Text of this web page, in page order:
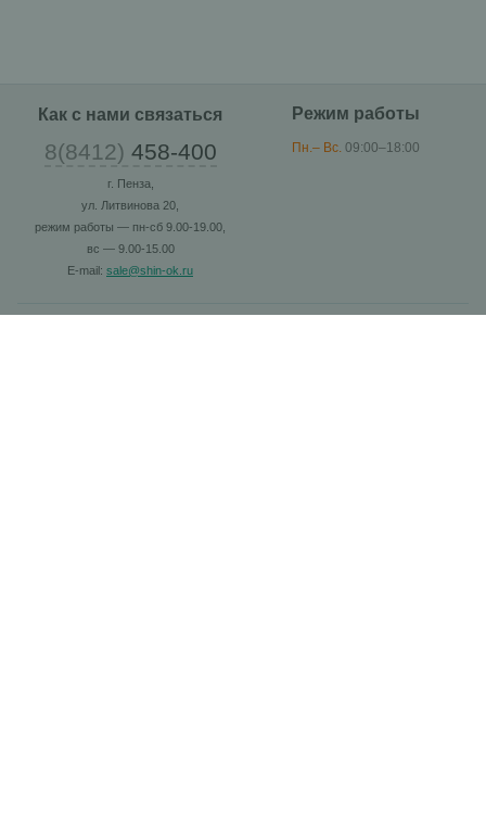
Как с нами связаться
8(8412) 458-400
г. Пенза,
ул. Литвинова 20,
режим работы — пн-сб 9.00-19.00,
вс — 9.00-15.00
E-mail: sale@shin-ok.ru
Режим работы
Пн.– Вс. 09:00–18:00